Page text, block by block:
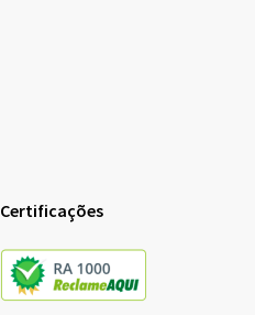
Certificações